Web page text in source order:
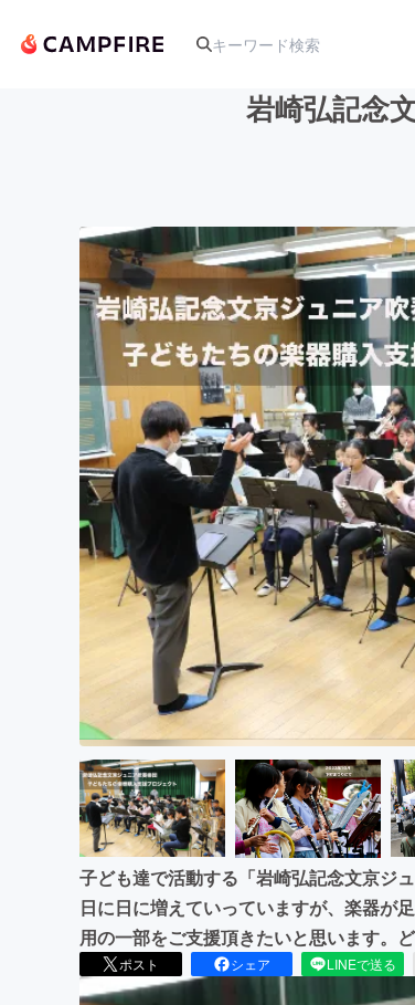
アート・写真
テクノロジー・ガジェット
映像・映画
ビジネス・起業
まちづくり・地域活性化
岩崎弘記念
子ども達で活動する「岩崎弘記念文京ジ
日に日に増えていっていますが、楽器が
用の一部をご支援頂きたいと思います。
ポスト シェア LINEで送る